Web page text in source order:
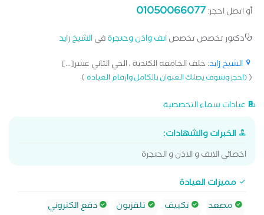
أو اتصل احجز:01050066077
دكتور تخصص تخصصانف واذن وحنجرةفيالشيخ زايد
الشيخ زايد: خلف الجامعه الكندية ، الحي الثاني عشر[...]
((احجز وسوف يصلك العنوان بالكامل وارقام العيادة)
عيادات سماء التخصصية
الخبرات والشهادات:
اخصائي الانف و الاذن و الحنجرة
مميزات العيادة
مصعد
تكييف تلفزيون دفع الكتروني